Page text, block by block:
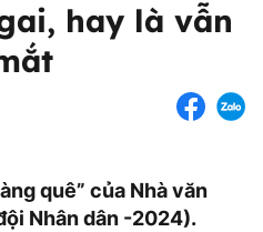
hay là vẫn
quê” của Nhà văn
Nhân dân -2024).